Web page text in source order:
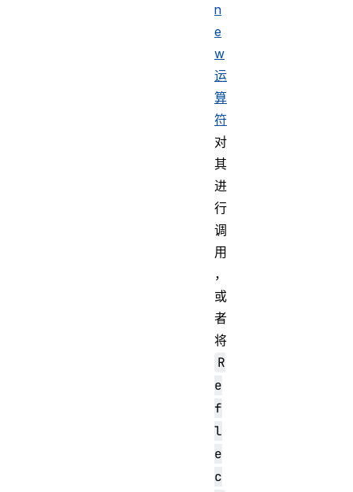
n
e
w
运
算
符
对
其
进
行
调
用
，
或
者
将
R
e
f
l
e
c